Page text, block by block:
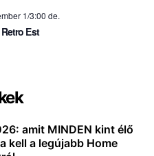
1/3:00 de.
Est
amit MINDEN kint élő
kell a legújabb Home